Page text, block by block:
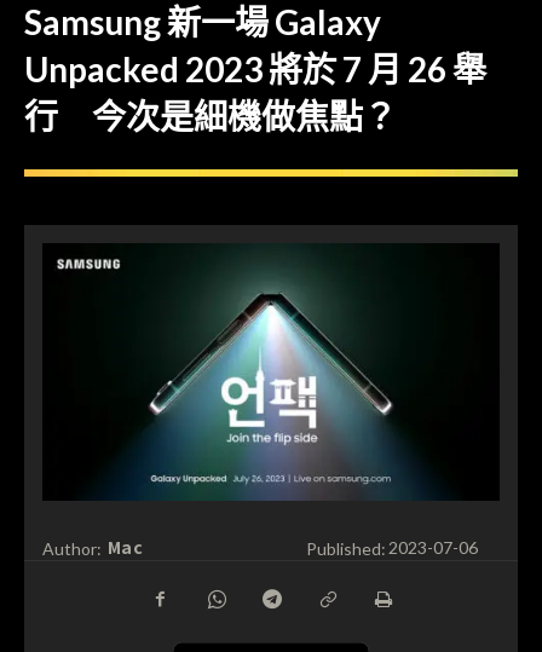
Samsung 新一場 Galaxy
Unpacked 2023 將於 7 月 26 舉
行 今次是細機做焦點？
Author: Mac Published:2023-07-06